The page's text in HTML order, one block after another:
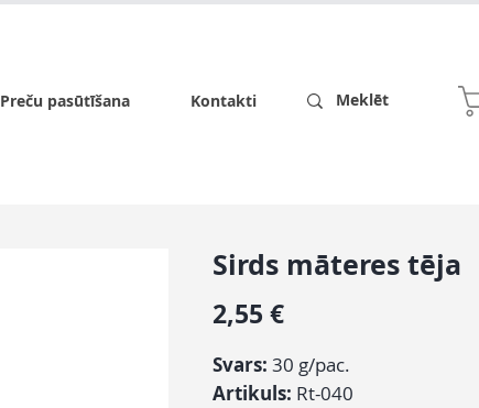
Preču pasūtīšana Kontakti
Sirds māteres tēja
2,55 €Cena
Svars: 30 g/pac.
Artikuls: Rt-040